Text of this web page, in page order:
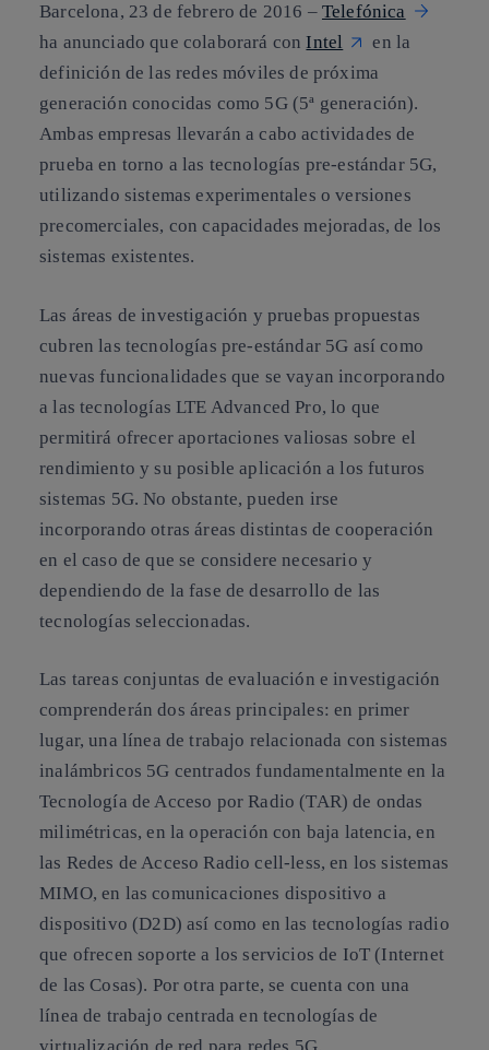
Barcelona, 23 de febrero de 2016 – Telefónica
ha anunciado que colaborará con Intel
en la
definición de las redes móviles de próxima
generación conocidas como 5G (5ª generación).
Ambas empresas llevarán a cabo actividades de
prueba en torno a las tecnologías pre-estándar 5G,
utilizando sistemas experimentales o versiones
precomerciales, con capacidades mejoradas, de los
sistemas existentes.
Las áreas de investigación y pruebas propuestas
cubren las tecnologías pre-estándar 5G así como
nuevas funcionalidades que se vayan incorporando
a las tecnologías LTE Advanced Pro, lo que
permitirá ofrecer aportaciones valiosas sobre el
rendimiento y su posible aplicación a los futuros
sistemas 5G. No obstante, pueden irse
incorporando otras áreas distintas de cooperación
en el caso de que se considere necesario y
dependiendo de la fase de desarrollo de las
tecnologías seleccionadas.
Las tareas conjuntas de evaluación e investigación
comprenderán dos áreas principales: en primer
lugar, una línea de trabajo relacionada con sistemas
inalámbricos 5G centrados fundamentalmente en la
Tecnología de Acceso por Radio (TAR) de ondas
milimétricas, en la operación con baja latencia, en
las Redes de Acceso Radio cell-less, en los sistemas
MIMO, en las comunicaciones dispositivo a
dispositivo (D2D) así como en las tecnologías radio
que ofrecen soporte a los servicios de IoT (Internet
de las Cosas). Por otra parte, se cuenta con una
línea de trabajo centrada en tecnologías de